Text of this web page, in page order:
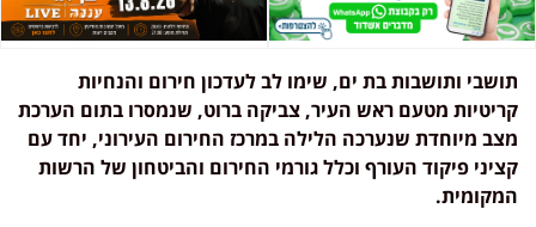
תושבי ותושבות בת ים, שימו לב לעדכון חירום והנחיות
קריטיות מטעם ראש העיר, צביקה ברוט, שנמסרו בתום הערכת
מצב מיוחדת שנערכה הלילה במרכז החירום העירוני, יחד עם
קציני פיקוד העורף וכלל גורמי החירום והביטחון של הרשות
המקומית.